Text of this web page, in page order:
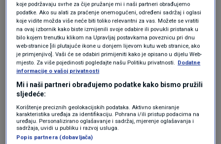
"Ako 20 posto nafte koja prolazi krozHormuški
tjesnacne može doći do kupca, ako su svi
kapaciteti za čuvanje nafte prepunjeni i
moraju smanjiti proizvodnju jer nemaju kuda s
naftom, to nije poremećaj koji se može tek
tako ukloniti i tješiti hrvatske građane da mi ne
uvozimo naftu iz Saudijske Arabije ili Kuvajta.
Cijena je onolika kolika će biti na svjetskom
tržištu. Dokle god plovidba Hormuškim
koje podržavaju svrhe za čije pružanje mi i naši partneri obrađujemo
podatke. Ako su alati za praćenje onemogućeni, određeni sadržaj i oglasi
koje vidite možda više neće biti toliko relevantni za vas. Možete se vratiti
na ovaj izbornik kako biste izmijenili svoje odabire ili povukli pristanak u
bilo kojem trenutku klikom na Upravljaj postavkama poveznicu pri dnu
web-stranice [ili plutajuće ikone u donjem lijevom kutu web stranice, ako
je primjenjivo]. Vaši će se odabiri primijeniti kako je opisano u dijelu Web-
mjesto. Za više pojedinosti pogledajte našu Politiku privatnosti. Dodatne
informacije o vašoj privatnosti
Mi i naši partneri obrađujemo podatke kako bismo pružili
sljedeće:
Korištenje preciznih geolokacijskih podataka. Aktivno skeniranje
karakteristika uređaja za identifikaciju. Pohrana i/ili pristup podacima na
uređaju. Personalizirano oglašavanje i sadržaj, mjerenje oglašavanja i
sadržaja, uvidi u publiku i razvoj usluga.
Popis partnera (dobavljača)